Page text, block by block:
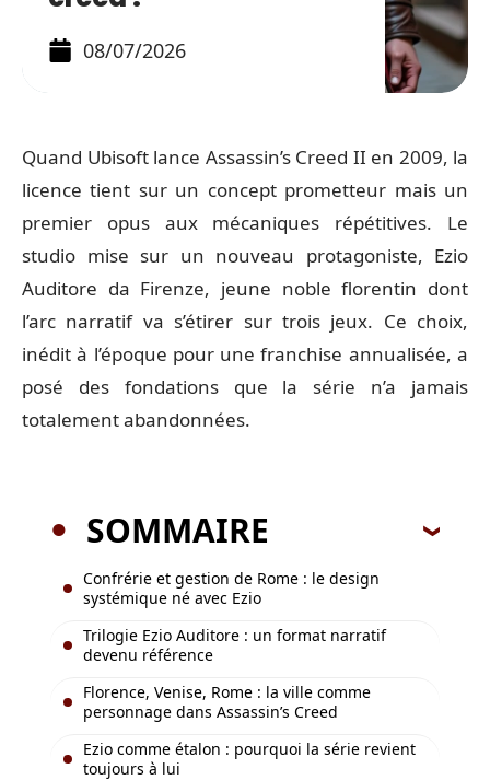
08/07/2026
Quand Ubisoft lance Assassin’s Creed II en 2009, la
licence tient sur un concept prometteur mais un
premier opus aux mécaniques répétitives. Le
studio mise sur un nouveau protagoniste, Ezio
Auditore da Firenze, jeune noble florentin dont
l’arc narratif va s’étirer sur trois jeux. Ce choix,
inédit à l’époque pour une franchise annualisée, a
posé des fondations que la série n’a jamais
totalement abandonnées.
SOMMAIRE
Confrérie et gestion de Rome : le design
systémique né avec Ezio
Trilogie Ezio Auditore : un format narratif
devenu référence
Florence, Venise, Rome : la ville comme
personnage dans Assassin’s Creed
Ezio comme étalon : pourquoi la série revient
toujours à lui